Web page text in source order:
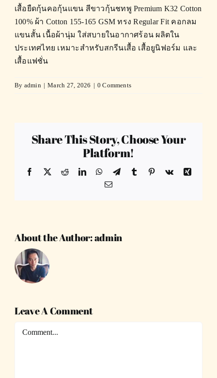
เสื้อยืดกุ้นคอกุ้นแขน สีขาวกุ้นชทพู Premium K32 Cotton
100% ผ้า Cotton 155-165 GSM ทรง Regular Fit คอกลม
แขนสั้น เนื้อผ้านุ่ม ใส่สบายในอากาศร้อน ผลิตใน
ประเทศไทย เหมาะสำหรับสกรีนเสื้อ เสื้อยูนิฟอร์ม และ
เสื้อแฟชั่น
By admin | March 27, 2026 | 0 Comments
Share This Story, Choose Your
Platform!
Facebook
X RedditLinkedInWhatsApp
TelegramTumblr Pinterest
Vk
Xing
Email
About the Author:admin
Leave A Comment
Comment